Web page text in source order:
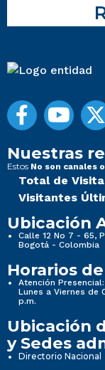
Nuestras
Estos No son canales
Total de
Visitantes
Ubicación
Calle 12 No 7 - 65,
Bogotá - Colombia
Horarios
Atención Presencial:
Lunes a Viernes de
p.m.
Ubicación
y Sedes
Directorio Nacional